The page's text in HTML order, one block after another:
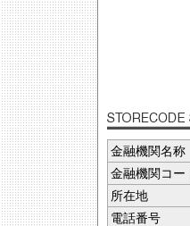
金融機関名称
金融機関コー
所在地
電話番号